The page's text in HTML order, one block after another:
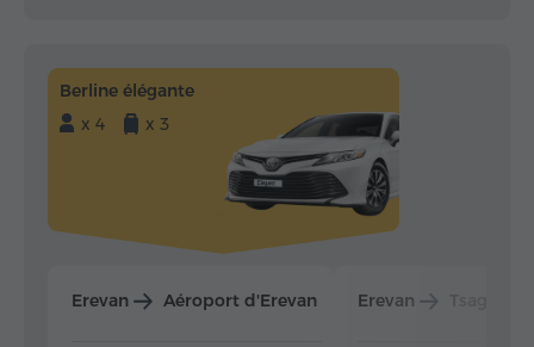
Berline élégante
x 4
x 3
Erevan Aéroport d'Erevan Erevan